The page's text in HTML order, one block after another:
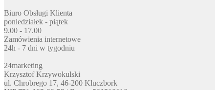
Biuro Obsługi Klienta
poniedziałek - piątek
9.00 - 17.00
Zamówienia internetowe
24h - 7 dni w tygodniu
24marketing
Krzysztof Krzywokulski
ul. Chrobrego 17, 46-200 Kluczbork